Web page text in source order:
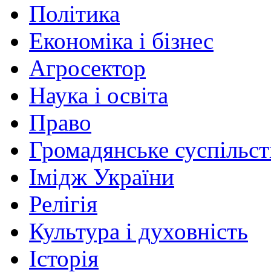
Політика
Економіка і бізнес
Агросектор
Наука і освіта
Право
Громадянське
Імідж України
Релігія
Культура і духовність
Історія